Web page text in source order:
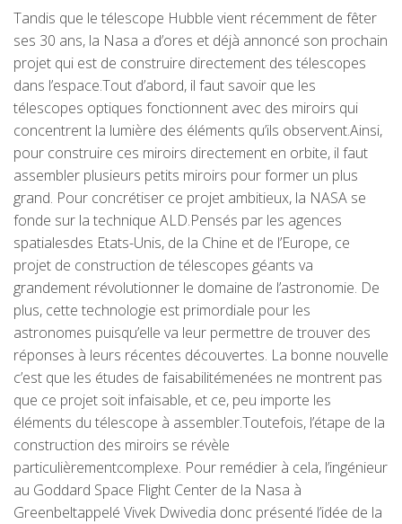
Tandis que le télescope Hubble vient récemment de fêter
ses 30 ans, la Nasa a d’ores et déjà annoncé son prochain
projet qui est de construire directement des télescopes
dans l’espace.Tout d’abord, il faut savoir que les
télescopes optiques fonctionnent avec des miroirs qui
concentrent la lumière des éléments qu’ils observent.Ainsi,
pour construire ces miroirs directement en orbite, il faut
assembler plusieurs petits miroirs pour former un plus
grand. Pour concrétiser ce projet ambitieux, la NASA se
fonde sur la technique ALD.Pensés par les agences
spatialesdes Etats-Unis, de la Chine et de l’Europe, ce
projet de construction de télescopes géants va
grandement révolutionner le domaine de l’astronomie. De
plus, cette technologie est primordiale pour les
astronomes puisqu’elle va leur permettre de trouver des
réponses à leurs récentes découvertes. La bonne nouvelle
c’est que les études de faisabilitémenées ne montrent pas
que ce projet soit infaisable, et ce, peu importe les
éléments du télescope à assembler.Toutefois, l’étape de la
construction des miroirs se révèle
particulièrementcomplexe. Pour remédier à cela, l’ingénieur
au Goddard Space Flight Center de la Nasa à
Greenbeltappelé Vivek Dwivedia donc présenté l’idée de la